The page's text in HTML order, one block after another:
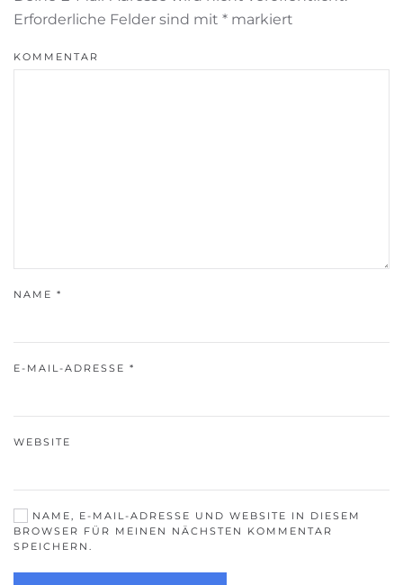
Erforderliche Felder sind mit * markiert
KOMMENTAR
NAME *
E-MAIL-ADRESSE *
WEBSITE
NAME, E-MAIL-ADRESSE UND WEBSITE IN DIESEM
BROWSER FÜR MEINEN NÄCHSTEN KOMMENTAR
SPEICHERN.